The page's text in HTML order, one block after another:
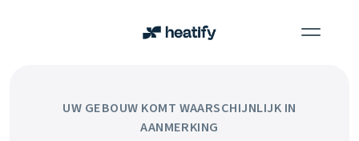
Projecten
UW GEBOUW KOMT WAARSCHIJNLIJK IN
AANMERKING